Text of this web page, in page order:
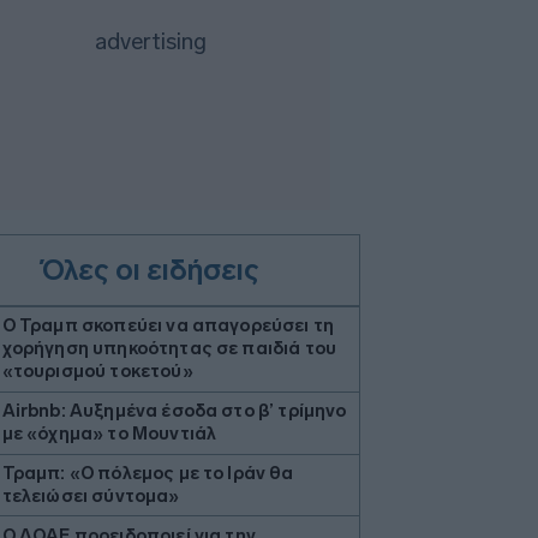
Όλες οι ειδήσεις
Ο Τραμπ σκοπεύει να απαγορεύσει τη
χορήγηση υπηκοότητας σε παιδιά του
«τουρισμού τοκετού»
Airbnb: Αυξημένα έσοδα στο β’ τρίμηνο
με «όχημα» το Μουντιάλ
Τραμπ: «Ο πόλεμος με το Ιράν θα
τελειώσει σύντομα»